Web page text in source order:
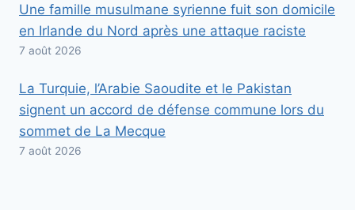
Une famille musulmane syrienne fuit son domicile
en Irlande du Nord après une attaque raciste
7 août 2026
La Turquie, l’Arabie Saoudite et le Pakistan
signent un accord de défense commune lors du
sommet de La Mecque
7 août 2026